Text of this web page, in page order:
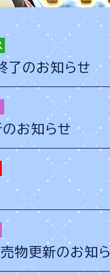
了のお知らせ
お知らせ
物更新のお知